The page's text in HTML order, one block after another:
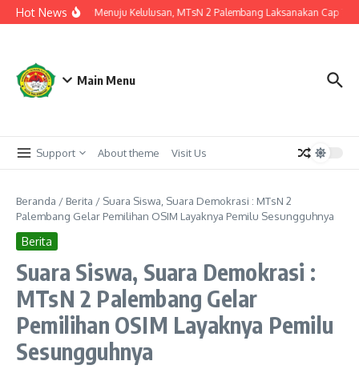
Lewati ke konten
Hot News
Langkah Akhir Menuju Kelulusan, MTsN 2 Palembang Laksanakan Cap Tiga
Main Menu
Support About theme Visit Us
Beranda / Berita / Suara Siswa, Suara Demokrasi : MTsN 2
Palembang Gelar Pemilihan OSIM Layaknya Pemilu Sesungguhnya
Berita
Suara Siswa, Suara Demokrasi :
MTsN 2 Palembang Gelar
Pemilihan OSIM Layaknya Pemilu
Sesungguhnya